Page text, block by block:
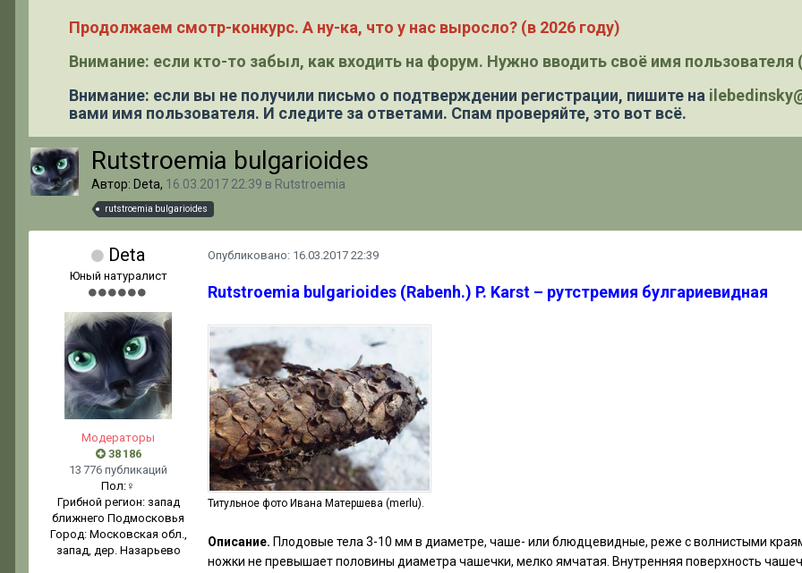
Продолжаем смотр-конкурс. А ну-ка, что у нас выросло? (в 2026 году)
Внимание: если кто-то забыл, как входить на форум. Нужно вводить своё имя пользователя
Внимание: если вы не получили письмо о подтверждении регистрации, пишите на
вами имя пользователя. И следите за ответами. Спам проверяйте, это вот всё.
Rutstroemia bulgarioides
Автор: Deta, 16.03.2017 22:39 в Rutstroemia
rutstroemia bulgarioides
Deta
Юный натуралист
Модераторы
38 186
13 776 публикаций
Пол: ♀
Грибной регион: запад
ближнего Подмосковья
Город: Московская обл.,
запад, дер. Назарьево
Опубликовано: 16.03.2017 22:39
Rutstroemia bulgarioides (Rabenh.) P. Karst – рутстремия булгариевидная
Титульное фото Ивана Матершева (merlu).
Описание. Плодовые тела 3-10 мм в диаметре, чаше- или блюдцевидные, реже cволнистыми
ножки не превышает половины диаметра чашечки, мелко ямчатая. Внутренняя поверхность